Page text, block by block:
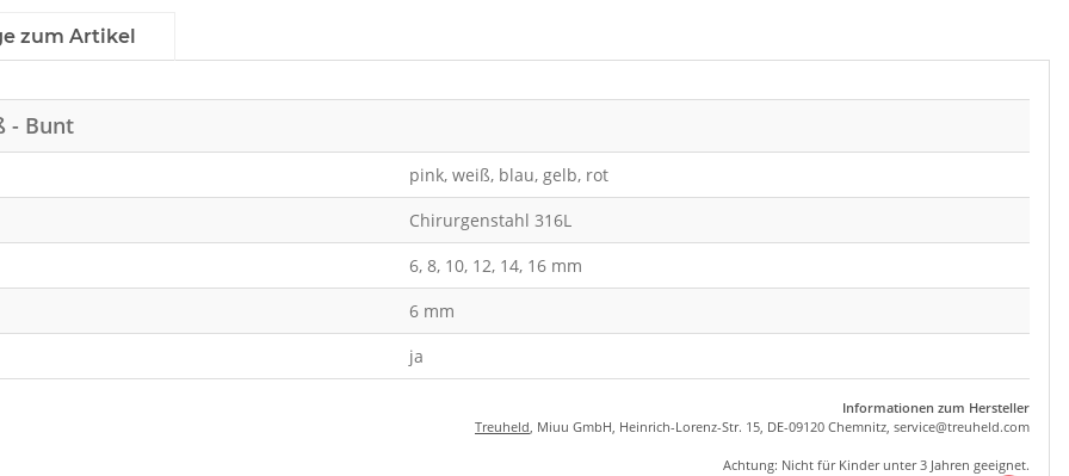
zum Artikel
- Bunt
pink, weiß, blau, gelb, rot
Chirurgenstahl 316L
6, 8, 10, 12, 14, 16 mm
6 mm
ja
Informationen zum Hersteller
Treuheld, Miuu GmbH, Heinrich-Lorenz-Str. 15, DE-09120 Chemnitz, service@treuheld.com
Achtung: Nicht für Kinder unter 3 Jahren geeignet.